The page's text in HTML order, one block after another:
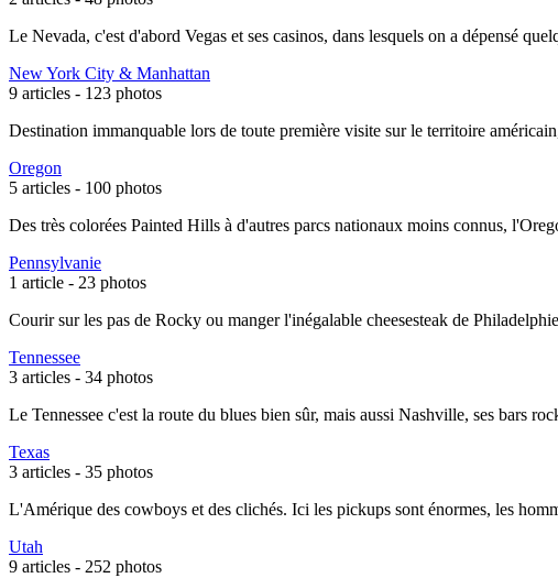
Le Nevada, c'est d'abord Vegas et ses casinos, dans lesquels on a dépensé
New York City & Manhattan
9 articles - 123 photos
Destination immanquable lors de toute première visite sur le territoire
Oregon
5 articles - 100 photos
Des très colorées Painted Hills à d'autres parcs nationaux moins connus,
Pennsylvanie
1 article - 23 photos
Courir sur les pas de Rocky ou manger l'inégalable cheesesteak de
Tennessee
3 articles - 34 photos
Le Tennessee c'est la route du blues bien sûr, mais aussi Nashville, ses bars
Texas
3 articles - 35 photos
L'Amérique des cowboys et des clichés. Ici les pickups sont énormes, les
Utah
9 articles - 252 photos